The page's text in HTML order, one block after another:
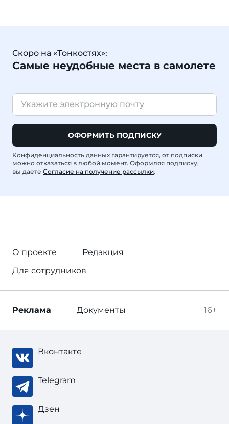
Скоро на «Тонкостях»:
Самые неудобные места в самолете
ОФОРМИТЬ ПОДПИСКУ
Конфиденциальность данных гарантируется, от подписки
можно отказаться в любой момент. Оформляя подписку,
вы даете Согласие на получение рассылки.
О проекте
Редакция
Для сотрудников
16+
Реклама Документы
Вконтакте
Telegram
Дзен